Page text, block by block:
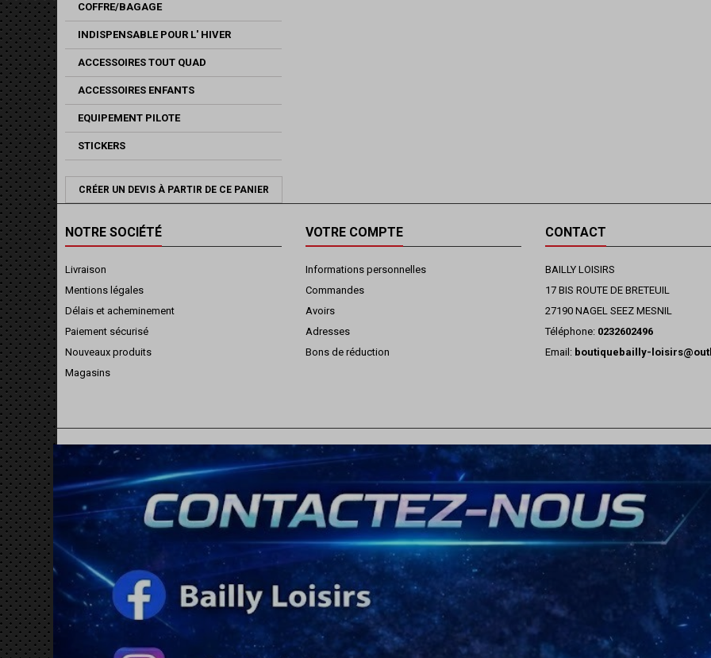
COFFRE/BAGAGE
INDISPENSABLE POUR L' HIVER
ACCESSOIRES TOUT QUAD
ACCESSOIRES ENFANTS
EQUIPEMENT PILOTE
STICKERS
CRÉER UN DEVIS À PARTIR DE CE PANIER
NOTRE SOCIÉTÉ
Livraison
Mentions légales
Délais et acheminement
Paiement sécurisé
Nouveaux produits
Magasins
VOTRE COMPTE
Informations personnelles
Commandes
Avoirs
Adresses
Bons de réduction
CONTACT
BAILLY LOISIRS
17 BIS ROUTE DE BRETEUIL
27190 NAGEL SEEZ MESNIL
Téléphone: 0232602496
Email: boutiquebailly-